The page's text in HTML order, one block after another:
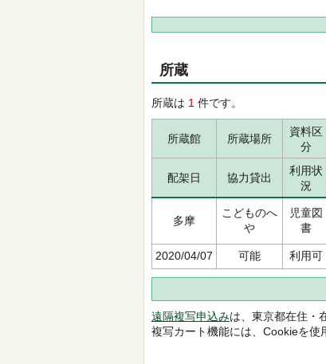
所蔵
所蔵は 1 件です。
所蔵館 所蔵場所
資料区
分
配架日 協力貸出
利用状
況
多摩
こどものへ
や
児童図
書
2020/04/07 可能 利用可
遠隔複写申込みは、東京都在住・
複写カート機能には、Cookieを使